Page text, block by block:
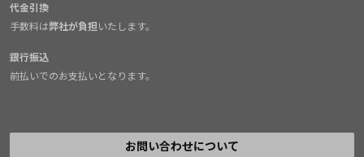
代金引換
手数料は弊社が負担いたします。
銀行振込
前払いでのお支払いとなります。
お問い合わせについて